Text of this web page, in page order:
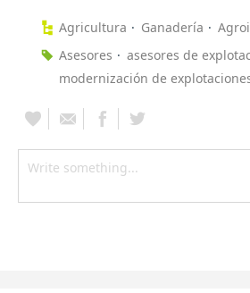
Agricultura Ganadería
Asesores
asesores de
modernización de